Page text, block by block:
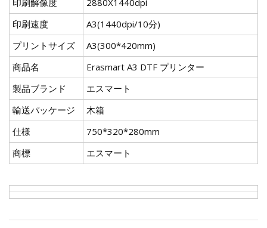
印刷解像度
2880X1440dpi
印刷速度
A3(1440dpi/10分)
プリントサイズ
A3(300*420mm)
商品名
Erasmart A3 DTF プリンター
製品ブランド
エスマート
輸送パッケージ
木箱
仕様
750*320*280mm
商標
エスマート